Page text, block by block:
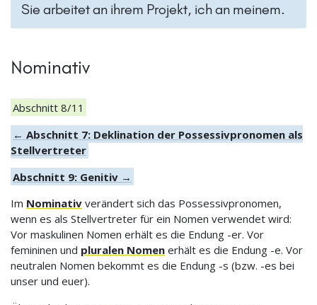
Sie arbeitet an ihrem Projekt, ich an meinem.
Nominativ
Abschnitt 8/11
← Abschnitt 7: Deklination der Possessivpronomen als
Stellvertreter
Abschnitt 9: Genitiv →
Im Nominativ verändert sich das Possessivpronomen,
wenn es als Stellvertreter für ein Nomen verwendet wird:
Vor maskulinen Nomen erhält es die Endung -er. Vor
femininen und pluralen Nomen erhält es die Endung -e. Vor
neutralen Nomen bekommt es die Endung -s (bzw. -es bei
unser und euer).